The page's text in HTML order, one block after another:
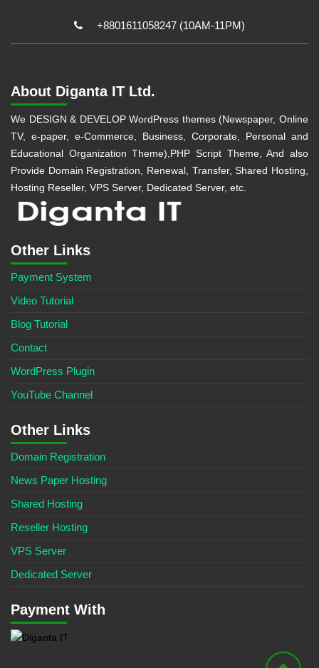
+8801611058247 (10AM-11PM)
About Diganta IT Ltd.
We DESIGN & DEVELOP WordPress themes (Newspaper, Online
TV, e-paper, e-Commerce, Business, Corporate, Personal and
Educational Organization Theme),PHP Script Theme, And also
Provide Domain Registration, Renewal, Transfer, Shared Hosting,
Hosting Reseller, VPS Server, Dedicated Server, etc.
Other Links
Payment System
Video Tutorial
Blog Tutorial
Contact
WordPress Plugin
YouTube Channel
Other Links
Domain Registration
News Paper Hosting
Shared Hosting
Reseller Hosting
VPS Server
Dedicated Server
Payment With